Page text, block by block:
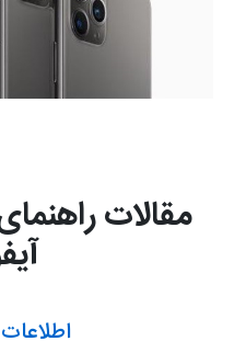
مقالات